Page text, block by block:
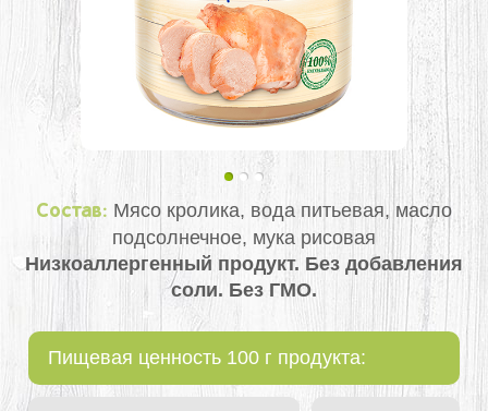
Состав: Мясо кролика, вода питьевая, масло
подсолнечное, мука рисовая
Низкоаллергенный продукт. Без добавления
соли. Без ГМО.
Пищевая ценность 100 г продукта: